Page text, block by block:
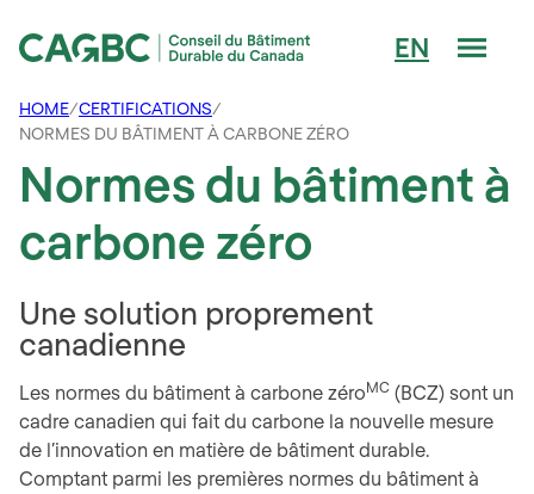
EN
HOME/CERTIFICATIONS/
NORMES DU BÂTIMENT À CARBONE ZÉRO
Normes du bâtiment à
carbone zéro
Une solution proprement
canadienne
Les normes du bâtiment à carbone zéroMC (BCZ) sont un
cadre canadien qui fait du carbone la nouvelle mesure
de l’innovation en matière de bâtiment durable.
Comptant parmi les premières normes du bâtiment à